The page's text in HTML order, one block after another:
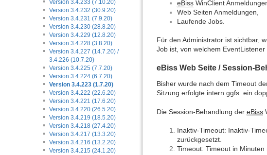
Version 3.4.233 (7.10.20)
Version 3.4.232 (30.9.20)
Version 3.4.231 (7.9.20)
Version 3.4.230 (28.8.20)
Version 3.4.229 (12.8.20)
Version 3.4.228 (3.8.20)
Version 3.4.227 (14.7.20) /
3.4.226 (10.7.20)
Version 3.4.225 (7.7.20)
Version 3.4.224 (6.7.20)
Version 3.4.223 (1.7.20)
Version 3.4.222 (22.6.20)
Version 3.4.221 (17.6.20)
Version 3.4.220 (26.5.20)
Version 3.4.219 (18.5.20)
Version 3.4.218 (27.4.20)
Version 3.4.217 (13.3.20)
Version 3.4.216 (13.2.20)
Version 3.4.215 (24.1.20)
eBissWinClient
Web Seiten Anmeldungen,
Laufende Jobs.
Für den Administrator ist sichtbar,
Job ist, von welchem
eBiss Web Seite / Session-
Bisher wurde nach dem Timeout
Sitzung erfolgte intern ggfs. ein
Die Session-Behandlung der eBiss
Inaktiv-Timeout: Inaktiv-
zurückgesetzt.
Timeout: Timeout in